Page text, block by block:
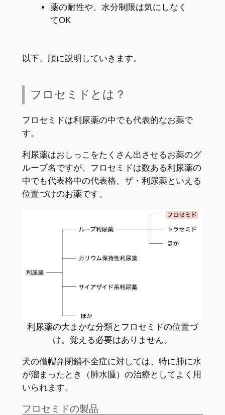
薬の耐性や、水分制限は気にしなく
てOK
以下、順に説明していきます。
フロセミドとは？
フロセミドは利尿薬の中でも代表的なお薬で
す。
利尿薬はおしっこをたくさん出させるお薬のグ
ループ名ですが、フロセミドは数ある利尿薬の
中でも代表格中の代表格、ザ・利尿薬といえる
位置づけのお薬です。
利尿薬の大まかな分類とフロセミドの位置づ
け。覚える必要はありません。
犬の僧帽弁閉鎖不全症に対しては、特に肺に水
が溜まったとき（肺水腫）の治療としてよく用
いられます。
フロセミドの製品